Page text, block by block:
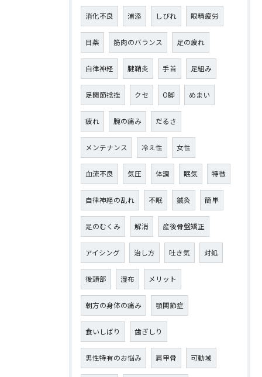
消化不良 浦添 しびれ 眼精疲労
目薬 筋肉のバランス 足の疲れ
自律神経 腱鞘炎 手首 足組み
足関節捻挫 クセ O脚 めまい
疲れ 腕の痛み だるさ
メンテナンス 冷え性 女性
血流不良 気圧 体調 眠気 特徴
自律神経の乱れ 不眠 鍼灸 簡単
足のむくみ 解消 産後骨盤矯正
アイシング 治し方 吐き気 対処
後頭部 湿布 メリット
朝方の身体の痛み 顎関節症
食いしばり 歯ぎしり
男性特有のお悩み 肩甲骨 可動域